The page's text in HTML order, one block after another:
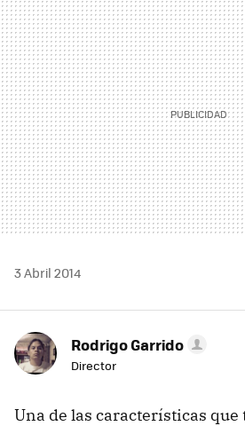
3 Abril 2014
Rodrigo Garrido
Director
Una de las características que